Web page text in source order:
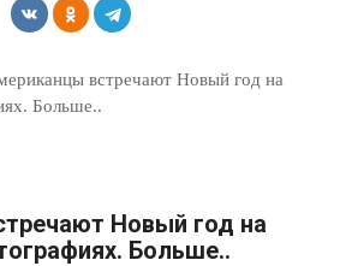
встречают Новый год на
Больше..
Новый год на
Больше..